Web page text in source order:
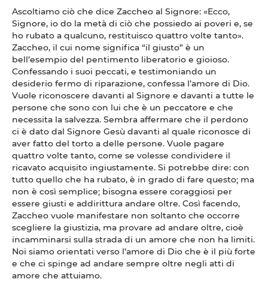
Ascoltiamo ciò che dice Zaccheo al Signore: «Ecco,
Signore, io do la metà di ciò che possiedo ai poveri e, se
ho rubato a qualcuno, restituisco quattro volte tanto».
Zaccheo, il cui nome significa “il giusto” è un
bell’esempio del pentimento liberatorio e gioioso.
Confessando i suoi peccati, e testimoniando un
desiderio fermo di riparazione, confessa l’amore di Dio.
Vuole riconoscere davanti al Signore e davanti a tutte le
persone che sono con lui che è un peccatore e che
necessita la salvezza. Sembra affermare che il perdono
ci è dato dal Signore Gesù davanti al quale riconosce di
aver fatto del torto a delle persone. Vuole pagare
quattro volte tanto, come se volesse condividere il
ricavato acquisito ingiustamente. Si potrebbe dire: con
tutto quello che ha rubato, è in grado di fare questo; ma
non è così semplice; bisogna essere coraggiosi per
essere giusti e addirittura andare oltre. Così facendo,
Zaccheo vuole manifestare non soltanto che occorre
scegliere la giustizia, ma provare ad andare oltre, cioè
incamminarsi sulla strada di un amore che non ha limiti.
Noi siamo orientati verso l’amore di Dio che è il più forte
e che ci spinge ad andare sempre oltre negli atti di
amore che attuiamo.